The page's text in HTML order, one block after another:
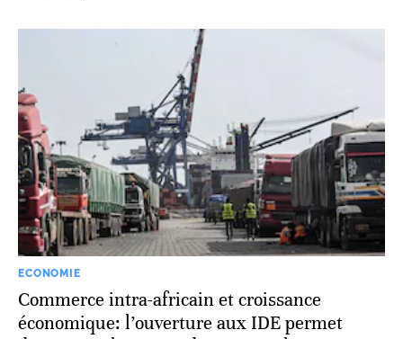
ECONOMIE
Commerce intra-africain et croissance
économique: l’ouverture aux IDE permet